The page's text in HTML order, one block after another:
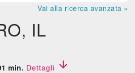
Vai alla ricerca avanzata »
IL
min. Dettagli 